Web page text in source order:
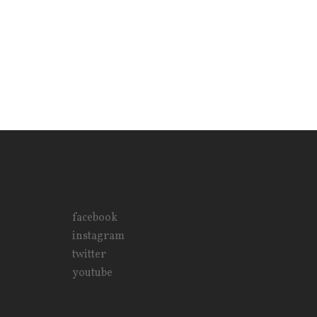
facebook
instagram
twitter
youtube